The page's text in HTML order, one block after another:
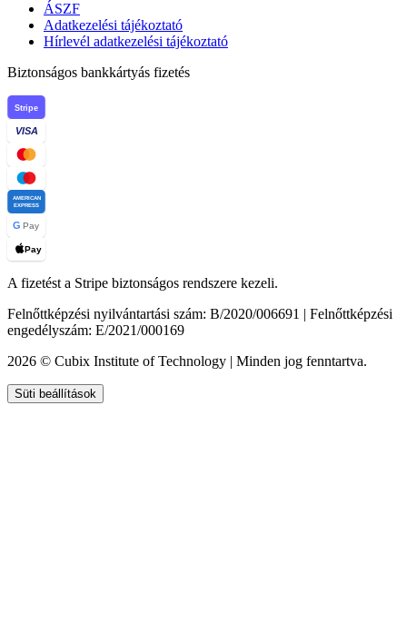
ÁSZF
Adatkezelési tájékoztató
Hírlevél adatkezelési tájékoztató
Biztonságos bankkártyás fizetés
Stripe
VISA
AMERICAN
EXPRESS
G Pay
Pay
A fizetést a Stripe biztonságos rendszere kezeli.
Felnőttképzési nyilvántartási szám: B/2020/006691 | Felnőttképzési
engedélyszám: E/2021/000169
2026 © Cubix Institute of Technology | Minden jog fenntartva.
Süti beállítások